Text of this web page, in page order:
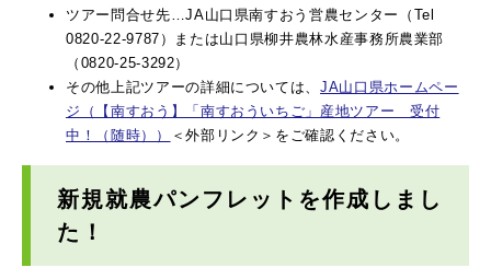
ツアー問合せ先…JA山口県南すおう営農センター（Tel
0820-22-9787）または山口県柳井農林水産事務所農業部
（0820-25-3292）
その他上記ツアーの詳細については、JA山口県ホームペー
ジ（【南すおう】「南すおういちご」産地ツアー 受付
中！（随時））
＜外部リンク＞ をご確認ください。
新規就農パンフレットを作成しまし
た！